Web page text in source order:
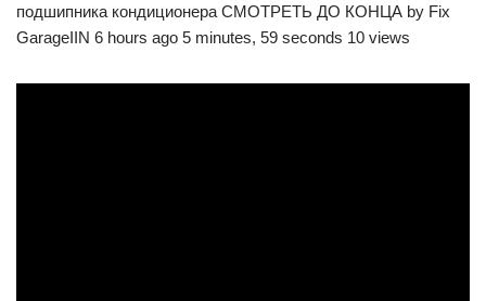
подшипника кондиционера СМОТРЕТЬ ДО КОНЦА by Fix
GarageIIN 6 hours ago 5 minutes, 59 seconds 10 views